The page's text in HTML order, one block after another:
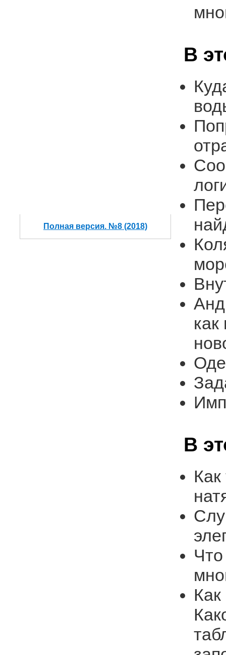
Полная версия. №8 (2018)
В
В